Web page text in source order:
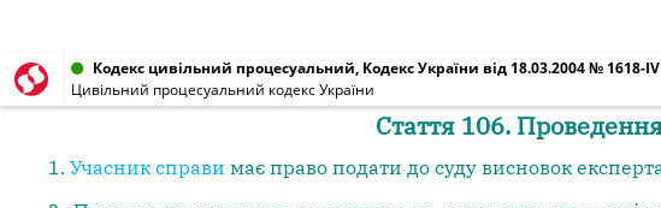
Кодекс цивільний процесуальний, Кодекс України від 18.03.2004 № 1618-IV
Цивільний процесуальний кодекс України